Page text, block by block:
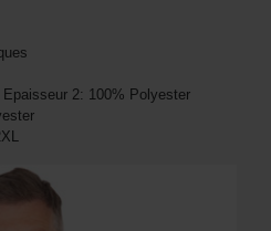
2: 100% Polyester